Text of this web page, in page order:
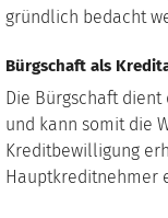
gründlich bedacht
Bürgschaft als
Die Bürgschaft
und kann somit die
Kreditbewilligung
Hauptkreditnehmer